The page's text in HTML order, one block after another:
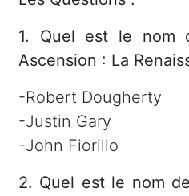
1. Quel est le nom
Ascension : La
-Robert Dougherty
-Justin Gary
-John Fiorillo
2. Quel est le nom